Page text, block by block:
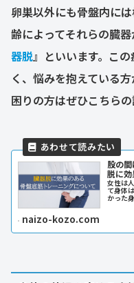
卵巣以外にも骨盤内に
齢によってそれらの臓
器脱』といいます。こ
く、悩みを抱えている
困りの方はぜひこちらの
股の
脱に効
女性は
て身体
かった
naizo-kozo.com